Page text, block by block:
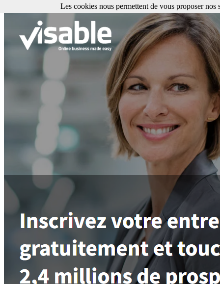
Les cookies nous permettent de vous proposer